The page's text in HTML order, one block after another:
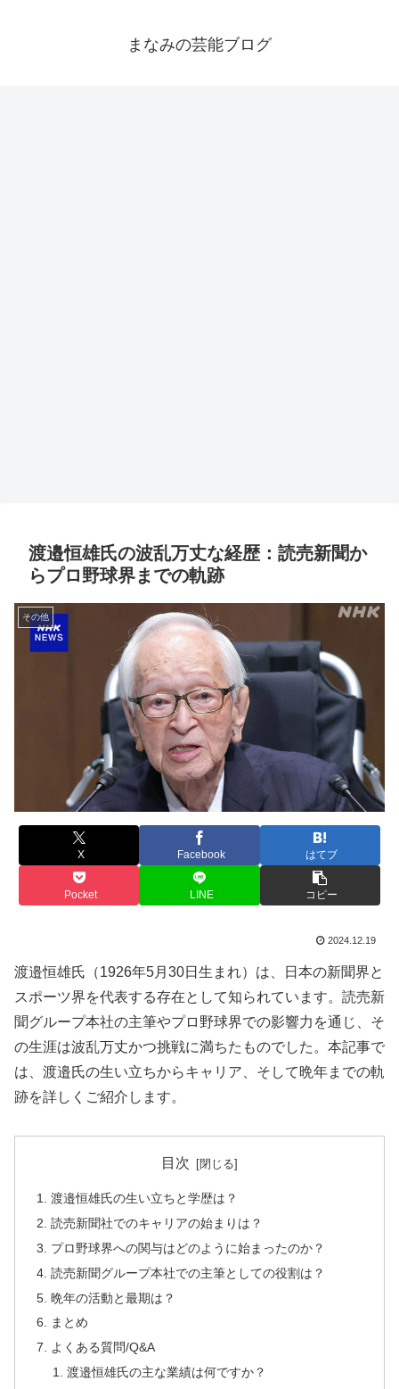
まなみの芸能ブログ
渡邉恒雄氏の波乱万丈な経歴：読売新聞か
らプロ野球界までの軌跡
その他
X Facebook はてブ
Pocket LINE コピー
2024.12.19
渡邉恒雄氏（1926年5月30日生まれ）は、日本の新聞界と
スポーツ界を代表する存在として知られています。読売新
聞グループ本社の主筆やプロ野球界での影響力を通じ、そ
の生涯は波乱万丈かつ挑戦に満ちたものでした。本記事で
は、渡邉氏の生い立ちからキャリア、そして晩年までの軌
跡を詳しくご紹介します。
目次
渡邉恒雄氏の生い立ちと学歴は？
読売新聞社でのキャリアの始まりは？
プロ野球界への関与はどのように始まったのか？
読売新聞グループ本社での主筆としての役割は？
晩年の活動と最期は？
まとめ
よくある質問/Q&A
渡邉恒雄氏の主な業績は何ですか？